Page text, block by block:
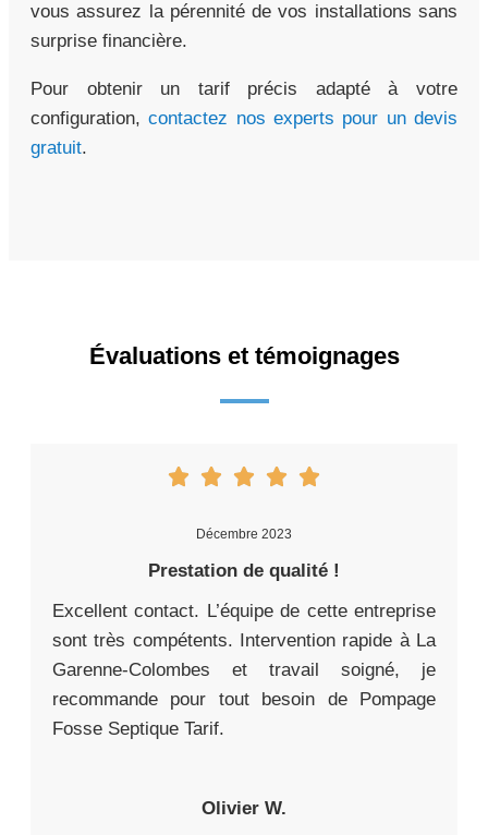
vous assurez la pérennité de vos installations sans
surprise financière.
Pour obtenir un tarif précis adapté à votre
configuration,contactez nos experts pour un devis
gratuit.
Évaluations et témoignages
Décembre 2023
Prestation de qualité !
Excellent contact. L’équipe de cette entreprise
sont très compétents. Intervention rapide à La
Garenne-Colombes et travail soigné, je
recommande pour tout besoin de Pompage
Fosse Septique Tarif.
Olivier W.